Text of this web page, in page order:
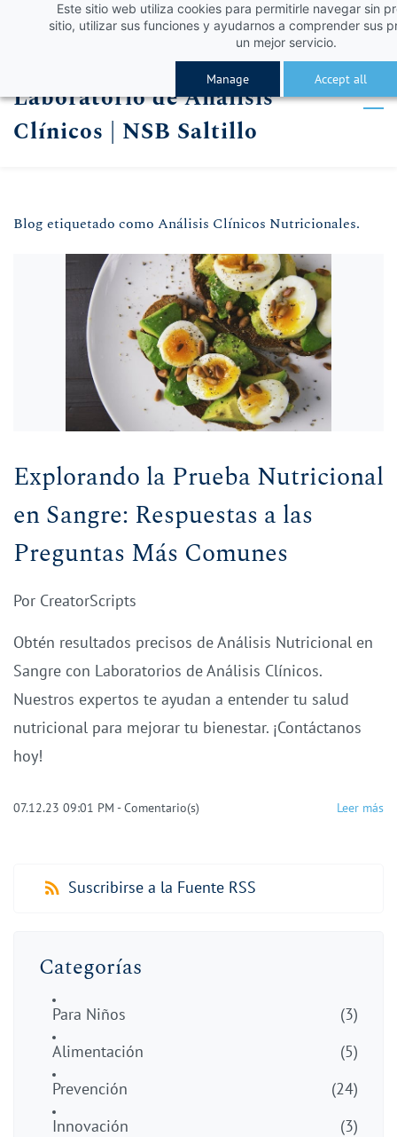
Este sitio web utiliza cookies para permitirle navegar sin
sitio, utilizar sus funciones y ayudarnos a comprender sus
un mejor servicio.
Manage Accept all
content
Iniciar sesión
Registro
Laboratorio de Análisis
Clínicos | NSB Saltillo
Blog etiquetado como Análisis Clínicos Nutricionales.
Explorando la Prueba Nutricional
en Sangre: Respuestas a las
Preguntas Más Comunes
Por CreatorScripts
Obtén resultados precisos de Análisis Nutricional en
Sangre con Laboratorios de Análisis Clínicos.
Nuestros expertos te ayudan a entender tu salud
nutricional para mejorar tu bienestar. ¡Contáctanos
hoy!
07.12.23 09:01 PM -Comentario(s) Leer más
Suscribirse a la Fuente RSS
Categorías
Para Niños
(3)
Alimentación
(5)
Prevención
(24)
Innovación
(3)
¡Obtén un 10% de descuento con el código